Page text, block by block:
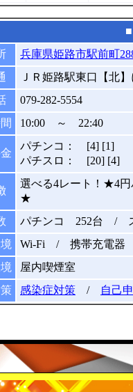
兵庫県姫路市駅前町
ＪＲ姫路駅東口【北
079-282-5554
10:00 ～ 22:40
パチンコ： [4] [1]
パチスロ： [20] [4]
選べる4レート！★4円
★
パチンコ 252台 /
Wi-Fi / 携帯充電器
屋内喫煙室
感染症対策 / 自己